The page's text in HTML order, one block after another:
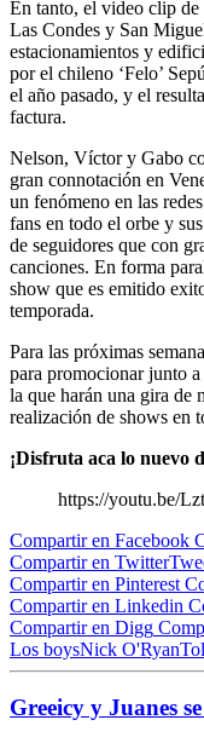
En tanto, el video clip de
Las Condes y San
estacionamientos y
por el chileno ‘Felo’
el año pasado, y el
factura.
Nelson, Víctor y Gabo
gran connotación en
un fenómeno en las
fans en todo el orbe y
de seguidores que con
canciones. En forma
show que es emitido
temporada.
Para las próximas
para promocionar junto
la que harán una gira de
realización de shows en
¡Disfruta aca lo nuevo
https://youtu.be/
Compartir en Facebook
Compartir en Twitter
Compartir en Pinterest
Compartir en Linkedin
Compartir en Digg
Los boysNick O'Ryan
Greeicy y Juanes